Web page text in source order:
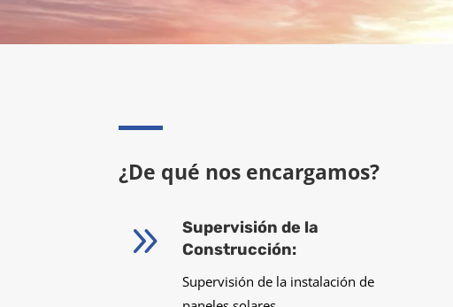
¿De qué nos encargamos?
9
Supervisión de la
Construcción:
Supervisión de la instalación de